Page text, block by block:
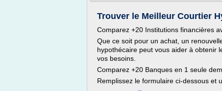
Trouver le Meilleur Courtier
Comparez +20 Institutions financières
Que ce soit pour un achat, un
hypothécaire peut vous aider à obtenir
vos besoins.
Comparez +20 Banques en 1 seule
Remplissez le formulaire ci-dessous et